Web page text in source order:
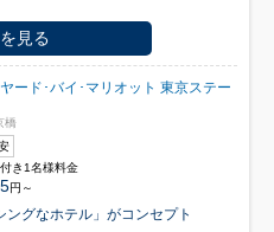
見る
ード･バイ･マリオット 東京ステー
橋
き1名様料金
円～
ングなホテル」がコンセプト